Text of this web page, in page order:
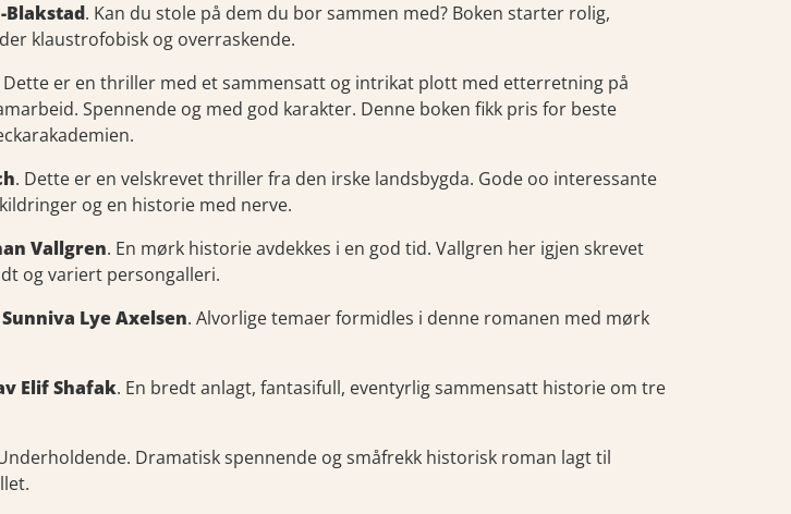
Blakstad. Kan du stole på dem du bor sammen med? Boken starter rolig,
klaustrofobisk og overraskende.
Dette er en thriller med et sammensatt og intrikat plott med etterretning på
Spennende og med god karakter. Denne boken fikk pris for beste
. Dette er en velskrevet thriller fra den irske landsbygda. Gode oo interessante
og en historie med nerve.
Vallgren. En mørk historie avdekkes i en god tid. Vallgren her igjen skrevet
og variert persongalleri.
Lye Axelsen. Alvorlige temaer formidles i denne romanen med mørk
Elif Shafak. En bredt anlagt, fantasifull, eventyrlig sammensatt historie om tre
Dramatisk spennende og småfrekk historisk roman lagt til